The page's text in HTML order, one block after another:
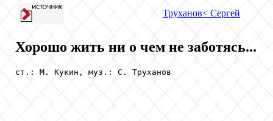
Труханов< Сергей
Хорошо жить ни о чем не заботясь...
ст.: М. Кукин, муз.: С. Труханов